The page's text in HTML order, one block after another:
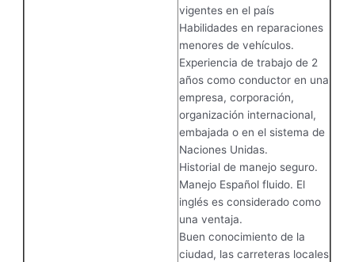
vigentes en el país
Habilidades en reparaciones
menores de vehículos.
Experiencia de trabajo de 2
años como conductor en una
empresa, corporación,
organización internacional,
embajada o en el sistema de
Naciones Unidas.
Historial de manejo seguro.
Manejo Español fluido. El
inglés es considerado como
una ventaja.
Buen conocimiento de la
ciudad, las carreteras locales